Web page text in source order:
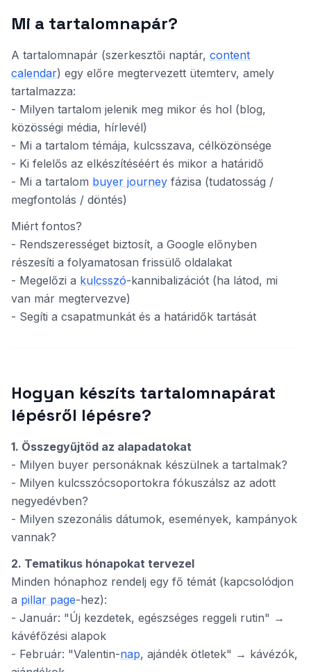
Mi a tartalomnapár?
A tartalomnapár (szerkesztői naptár, content
calendar) egy előre megtervezett ütemterv, amely
tartalmazza:
- Milyen tartalom jelenik meg mikor és hol (blog,
közösségi média, hírlevél)
- Mi a tartalom témája, kulcsszava, célközönsége
- Ki felelős az elkészítéséért és mikor a határidő
- Mi a tartalom buyer journey fázisa (tudatosság /
megfontolás / döntés)
Miért fontos?
- Rendszerességet biztosít, a Google előnyben
részesíti a folyamatosan frissülő oldalakat
- Megelőzi a kulcsszó-kannibalizációt (ha látod, mi
van már megtervezve)
- Segíti a csapatmunkát és a határidők tartását
Hogyan készíts tartalomnapárat
lépésről lépésre?
1. Összegyűjtöd az alapadatokat
- Milyen buyer personáknak készülnek a tartalmak?
- Milyen kulcsszócsoportokra fókuszálsz az adott
negyedévben?
- Milyen szezonális dátumok, események, kampányok
vannak?
2. Tematikus hónapokat tervezel
Minden hónaphoz rendelj egy fő témát (kapcsolódjon
a pillar page-hez):
- Január: "Új kezdetek, egészséges reggeli rutin" →
kávéfőzési alapok
- Február: "Valentin-nap, ajándék ötletek" → kávézók,